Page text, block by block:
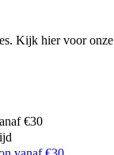
Kijk hier voor onze
€30